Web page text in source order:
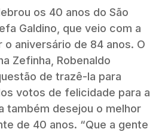
os 40 anos do São
Galdino, que veio com a
aniversário de 84 anos. O
Zefinha, Robenaldo
de trazê-la para
votos de felicidade para a
também desejou o melhor
de 40 anos. “Que a gente